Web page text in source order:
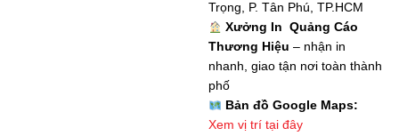
Trọng, P. Tân Phú, TP.HCM
Xưởng In Quảng Cáo
Thương Hiệu – nhận in
nhanh, giao tận nơi toàn thành
phố
Bản đồ Google Maps:
Xem vị trí tại đây